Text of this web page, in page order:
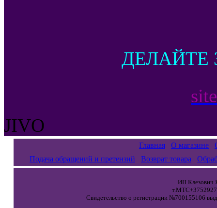
ДЕЛАЙТЕ
JIVO
Главная О магазине
Подача обращений и претензий
Возврат товара
ИП Клезович
Свидетельство о регистрации №700155106